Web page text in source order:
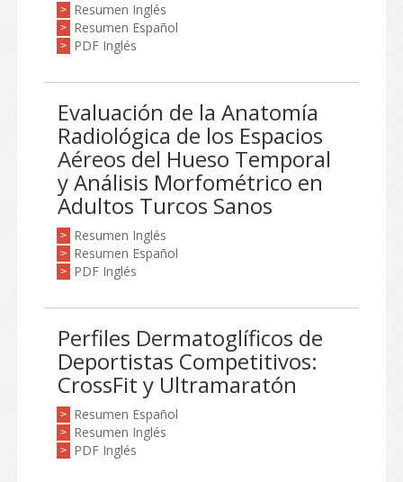
> Resumen Inglés
> Resumen Español
> PDF Inglés
Evaluación de la Anatomía
Radiológica de los Espacios
Aéreos del Hueso Temporal
y Análisis Morfométrico en
Adultos Turcos Sanos
> Resumen Inglés
> Resumen Español
> PDF Inglés
Perfiles Dermatoglíficos de
Deportistas Competitivos:
CrossFit y Ultramaratón
> Resumen Español
> Resumen Inglés
> PDF Inglés